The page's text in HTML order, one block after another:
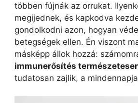
többen fújnák az orrukat.
megijednek, és kapkodva
gondolkodni azon, hogyan
betegségek ellen. Én viszont
másképp állok hozzá:
immunerősítés
tudatosan zajlik, a